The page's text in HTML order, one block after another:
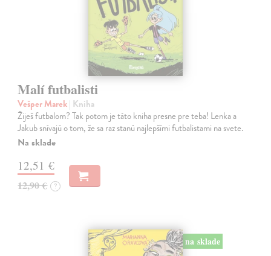
Malí futbalisti
Vešper Marek| Kniha
Žiješ futbalom? Tak potom je táto kniha presne pre teba! Lenka a
Jakub snívajú o tom, že sa raz stanú najlepšími futbalistami na svete.
Na sklade
12,51 €
12,90 € ?
na sklade